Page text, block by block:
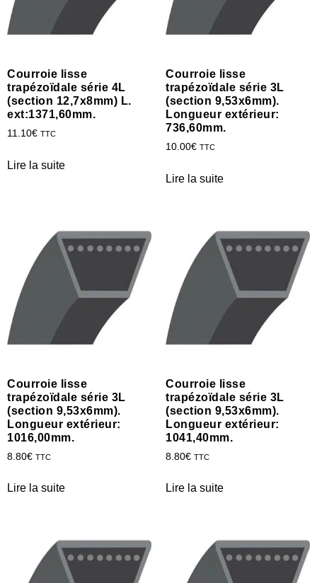
Courroie lisse
trapézoïdale série 4L
(section 12,7x8mm) L.
ext:1371,60mm.
11.10€ TTC
Lire la suite
Courroie lisse
trapézoïdale série 3L
(section 9,53x6mm).
Longueur extérieur:
736,60mm.
10.00€ TTC
Lire la suite
Courroie lisse
trapézoïdale série 3L
(section 9,53x6mm).
Longueur extérieur:
1016,00mm.
8.80€ TTC
Lire la suite
Courroie lisse
trapézoïdale série 3L
(section 9,53x6mm).
Longueur extérieur:
1041,40mm.
8.80€ TTC
Lire la suite